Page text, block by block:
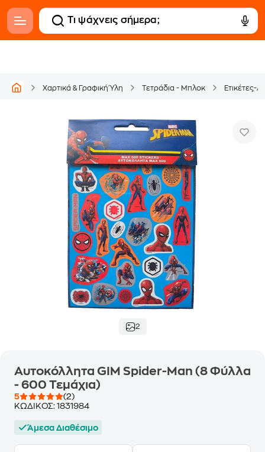
Χαρτικά & Γραφική Ύλη Τετράδια - Μπλοκ Ετικέτες-
2
Αυτοκόλλητα GIM Spider-Man (8 Φύλλα
- 600 Τεμάχια)
5
(2)
ΚΩΔΙΚΟΣ: 1831984
Άμεσα Διαθέσιμο